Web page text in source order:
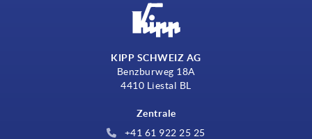
KIPP SCHWEIZ AG
Benzburweg 18A
4410 Liestal BL
Zentrale
+41 61 922 25 25